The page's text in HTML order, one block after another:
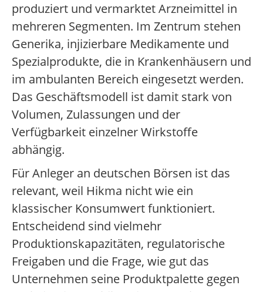
produziert und vermarktet Arzneimittel in
mehreren Segmenten. Im Zentrum stehen
Generika, injizierbare Medikamente und
Spezialprodukte, die in Krankenhäusern und
im ambulanten Bereich eingesetzt werden.
Das Geschäftsmodell ist damit stark von
Volumen, Zulassungen und der
Verfügbarkeit einzelner Wirkstoffe
abhängig.
Für Anleger an deutschen Börsen ist das
relevant, weil Hikma nicht wie ein
klassischer Konsumwert funktioniert.
Entscheidend sind vielmehr
Produktionskapazitäten, regulatorische
Freigaben und die Frage, wie gut das
Unternehmen seine Produktpalette gegen